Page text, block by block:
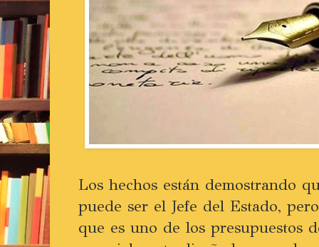
Los hechos están demostrando
puede ser el Jefe del Estado,
que es uno de los presupuestos